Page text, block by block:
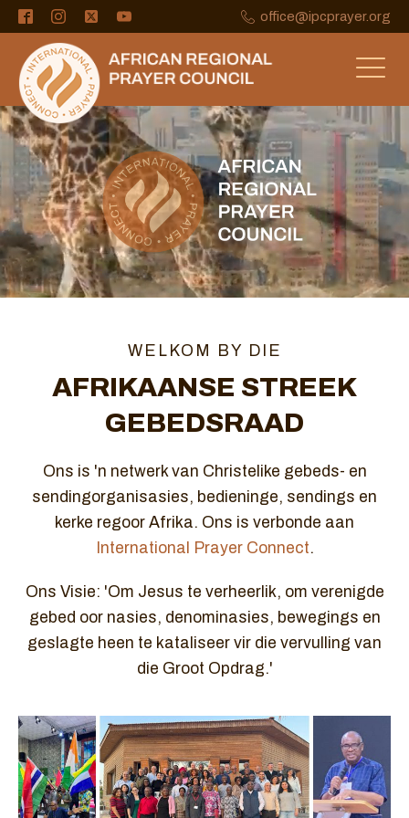
office@ipcprayer.org
WELKOM BY DIE
AFRIKAANSE STREEK
GEBEDSRAAD
Ons is 'n netwerk van Christelike gebeds- en
sendingorganisasies, bedieninge, sendings en
kerke regoor Afrika. Ons is verbonde aan
International Prayer Connect.
Ons Visie: 'Om Jesus te verheerlik, om verenigde
gebed oor nasies, denominasies, bewegings en
geslagte heen te kataliseer vir die vervulling van
die Groot Opdrag.'